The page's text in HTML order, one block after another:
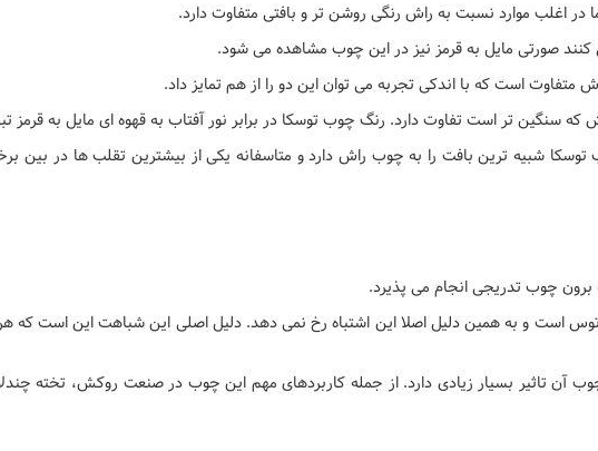
اغلب موارد نسبت به راش رنگی روشن تر و بافتی متفاوت دارد.
صورتی مایل به قرمز نیز در این چوب مشاهده می شود.
است که با اندکی تجربه می توان این دو را از هم تمایز داد.
شبیه ترین بافت را به چوب راش دارد و متاسفانه یکی از بیشترین تقلب ها در بین
چوب تدریجی انجام می پذیرد.
و به همین دلیل اصلا این اشتباه رخ نمی دهد. دلیل اصلی این شباهت این است که هر
تاثیر بسیار زیادی دارد. از جمله کاربردهای مهم این چوب در صنعت روکش، تخته